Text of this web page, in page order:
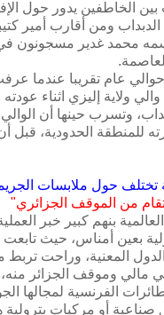
الخاطفين يدور حول
ومن أقارب‮ ‬أمير‮
‬محمد‮ ‬غدير‮ ‬مسجونون‮
ولاية إليزي اثناء
وتسرب حينها أن
للمنطقة الحدودية، قبل
بنهم كبير خبر
بعين أمناس، حيث
المعنية، وراحت تربط
مالي وموقف الجزائر
الفرنسية لمجالها
أو مركبات بترولية